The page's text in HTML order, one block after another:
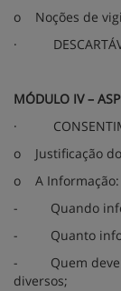
o
Noções de
·
MÓDULO IV –
·
o
Justificação
o
A Informação:
-
Quando
-
Quanto
-
Quem
diversos;